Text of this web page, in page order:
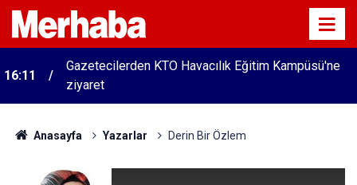
15:45 Başkan Pekyatırmacı’dan esnaf ziyareti
Anasayfa Yazarlar Derin Bir Özlem